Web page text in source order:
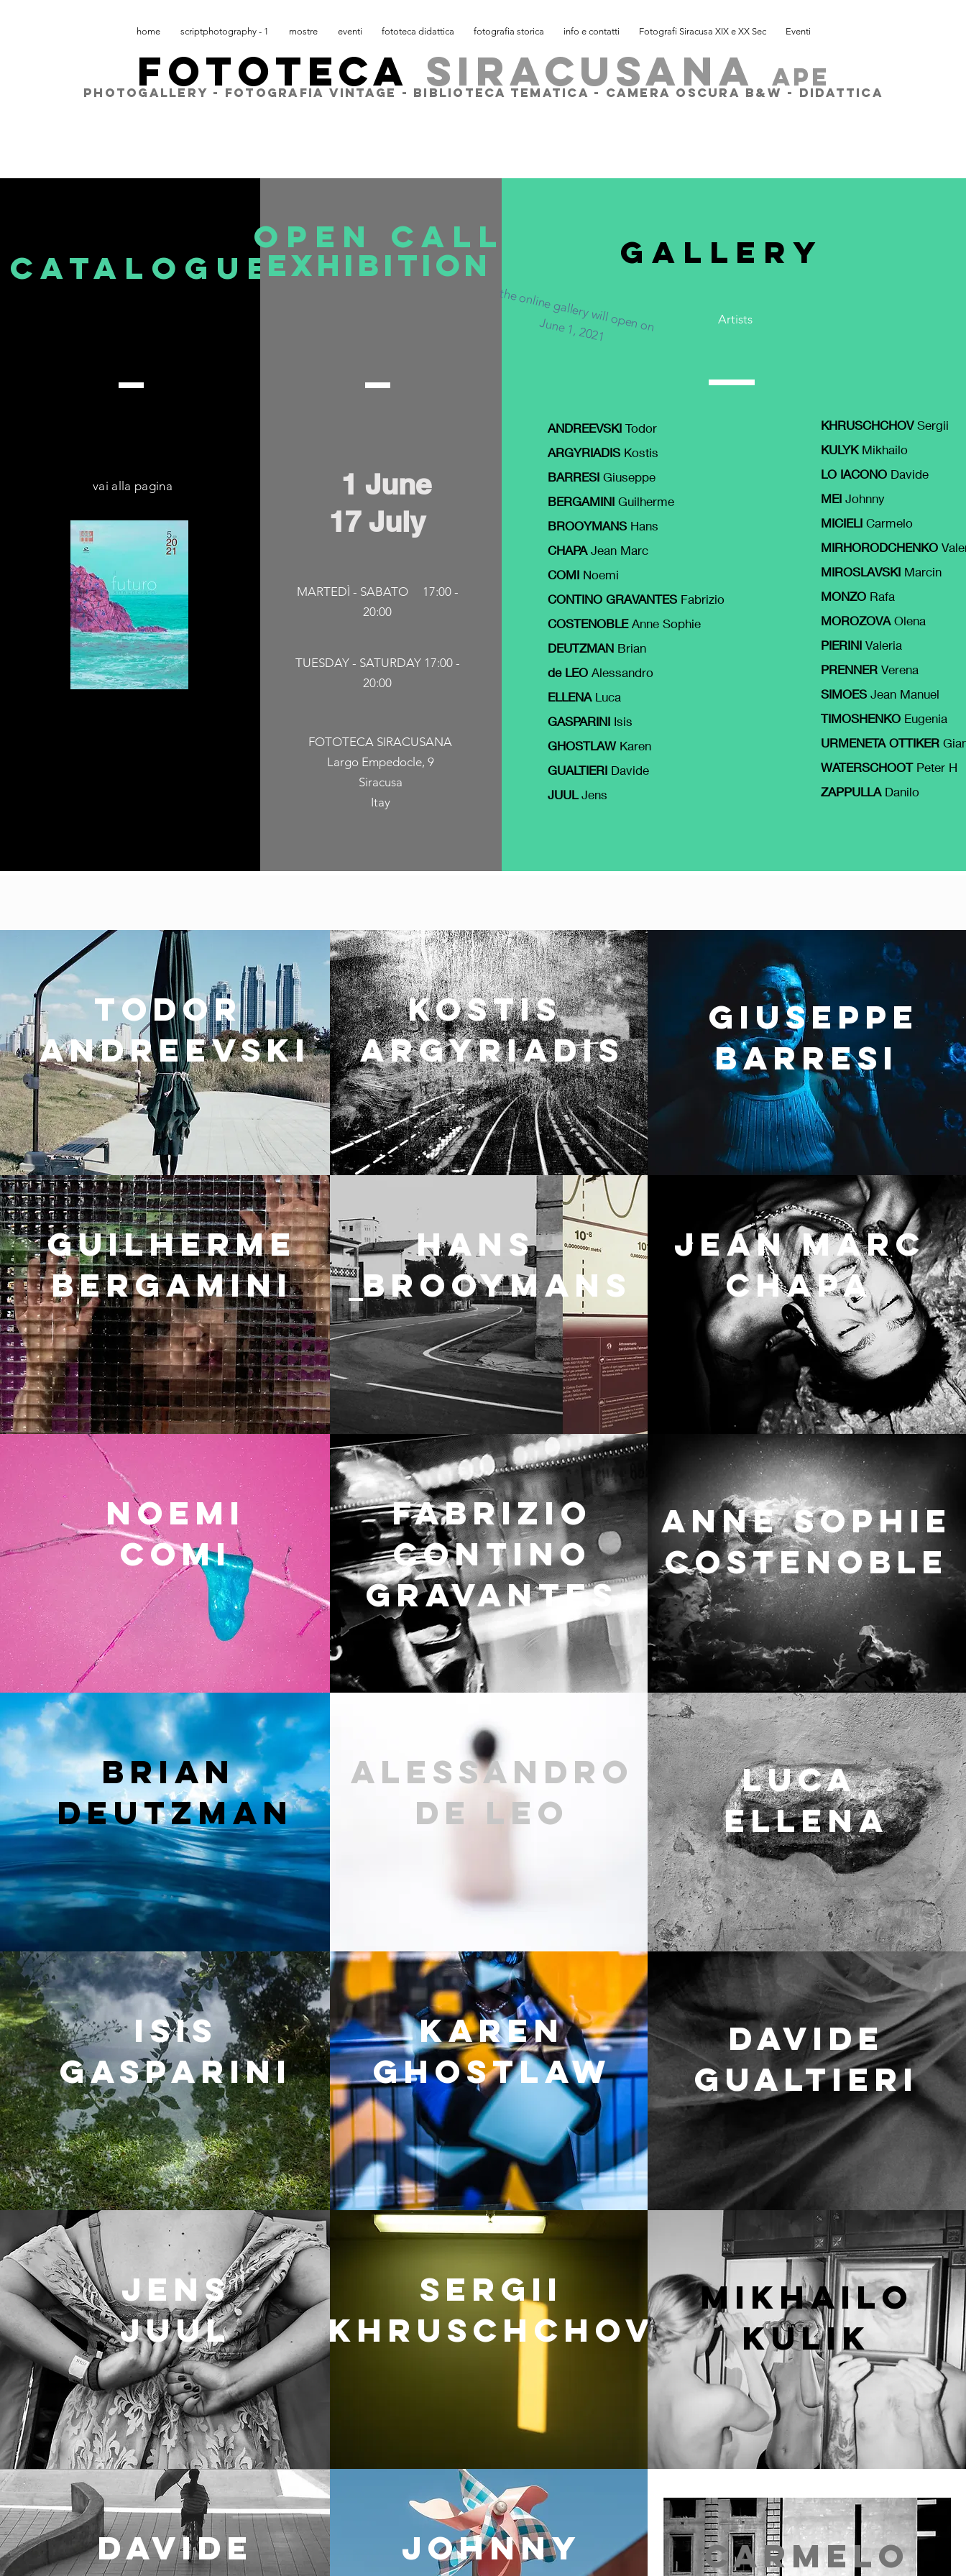
home scriptphotography - 1 mostre eventi fototeca didattica fotografia storica info e contatti Fotografi Siracusa XIX e XX Sec Eventi
FOTOTECA SIRACUSANAape
PHOTOGALLERY - FOTOGRAFIA VINTAGE - BIBLIOTECA TEMATICA - CAMERA OSCURA B&W - DIDATTICA
CATALOGue
vai alla pagina
OPEN CALL
EXHIBITION
1 June
17 July
MARTEDÌ - SABATO 17:00 -
20:00
TUESDAY - SATURDAY 17:00 -
20:00
FOTOTECA SIRACUSANA
Largo Empedocle, 9
Siracusa
Itay
GALLERY
Artists
the o
nline g
allery w
ill o
p
en o
n
June 1, 2021
KHRUSCHCHOVSergii
KULYKMikhailo
LO IACONODavide
MEI Johnny
MICIELICarmelo
MIRHORODCHENKO
MIROSLAVSKIMarcin
MONZORafa
MOROZOVAOlena
PIERINIValeria
PRENNERVerena
SIMOESJean Manuel
TIMOSHENKOEugenia
URMENETA OTTIKER
WATERSCHOOTPeter H
ZAPPULLADanilo
ANDREEVSKI Todor
ARGYRIADIS Kostis
BARRESI Giuseppe
BERGAMINI Guilherme
BROOYMANS Hans
CHAPAJean Marc
COMI Noemi
CONTINO GRAVANTES Fabrizio
COSTENOBLEAnne Sophie
DEUTZMAN Brian
de LEO Alessandro
ELLENALuca
GASPARINI Isis
GHOSTLAW Karen
GUALTIERI Davide
JUULJens
Todor
ANDREEVSKI
Kostis
ARGYRIADIS
Giuseppe
BARRESI
Guilherme
BERGAMINI
HANS
BROOYMANS
JEAN MARC
CHAPA
NOEMI
COMI
Fabrizio
CONTINO
GRAVANTES
Anne Sophie
COSTENOBLE
BRIAN
DEUTZMAN
Alessandro
de Leo
LUCA
ELLENA
ISIS
GASPARINI
KAREN
GHOSTLAW
DAVIDE
GUALTIERI
JENS
JUUL
SERGII
KHRUSCHCHOV
MIKHAILO
KULIK
DAVIDE
JOHNNY
CARMELO